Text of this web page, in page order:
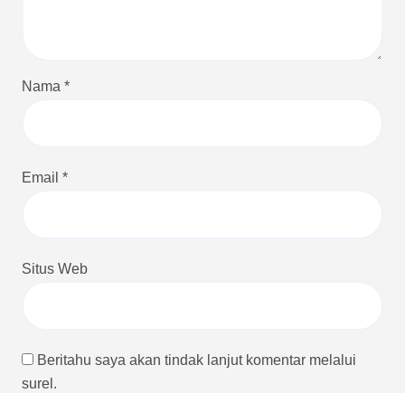
Nama *
Email *
Situs Web
Beritahu saya akan tindak lanjut komentar melalui
surel.